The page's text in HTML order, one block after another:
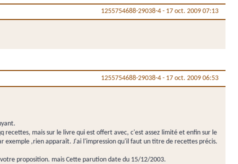
1255754688-29038-4 - 17 oct. 2009 07:13
1255754688-29038-4 - 17 oct. 2009 06:53
recettes, mais sur le livre qui est offert avec, c'est assez limité et enfin sur le
exemple ,rien apparaît. J'ai l'impression qu'il faut un titre de recettes précis.
proposition. mais Cette parution date du 15/12/2003.